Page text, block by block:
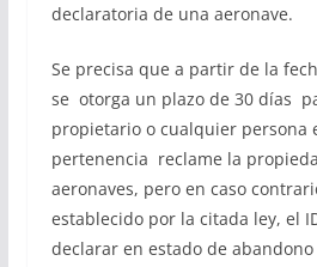
declaratoria de una aeronave.
Se precisa que a partir de la
se otorga un plazo de 30 días
propietario o cualquier persona
pertenencia reclame la
aeronaves, pero en caso
establecido por la citada ley, el
declarar en estado de